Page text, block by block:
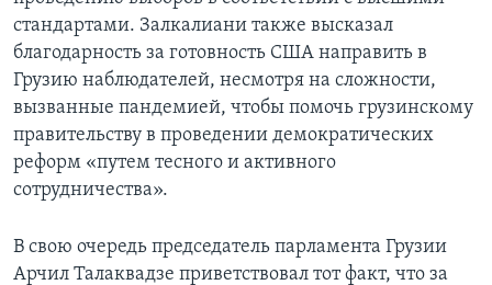
стандартами. Залкалиани также высказал
благодарность за готовность США направить в
Грузию наблюдателей, несмотря на сложности,
вызванные пандемией, чтобы помочь грузинскому
правительству в проведении демократических
реформ «путем тесного и активного
сотрудничества».
В свою очередь председатель парламента Грузии
Арчил Талаквадзе приветствовал тот факт, что за